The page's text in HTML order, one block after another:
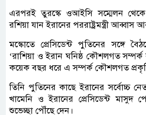
এরপরই তুরস্কে ওআইসি সম্মেলন
রশিয়া যান ইরানের পররাষ্ট্রমন্ত্রী আব্বাস
মস্কোতে প্রেসিডেন্ট পুতিনের সঙ্গে
‘রাশিয়া ও ইরান ঘনিষ্ঠ কৌশলগত
কয়েক বছর ধরে এ সম্পর্ক কৌশলগত
তিনি পুতিনের কাছে ইরানের সর্বোচ্চ
খামেনি ও ইরানের প্রেসিডেন্ট মাসুদ
শুভেচ্ছা পৌঁছে দেন।